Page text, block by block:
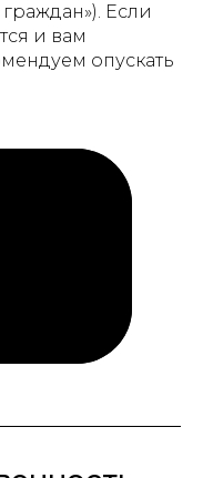
). Если
и вам
опускать